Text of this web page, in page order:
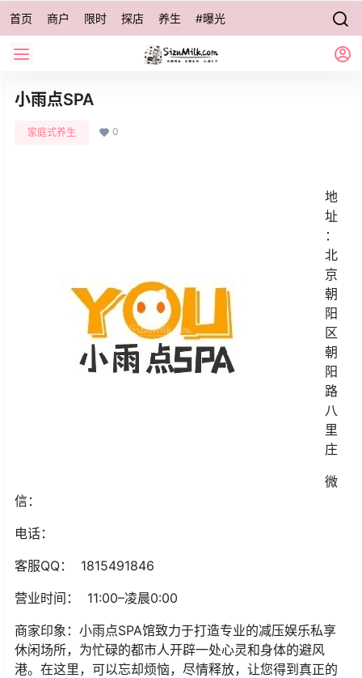
首页 商户 限时 探店 养生 #曝光
小雨点SPA
家庭式养生 0
地
址
：
北
京
朝
阳
区
朝
阳
路
八
里
庄
微
信：
电话：
客服QQ： 1815491846
营业时间： 11:00–凌晨0:00
商家印象：小雨点SPA馆致力于打造专业的减压娱乐私享
休闲场所，为忙碌的都市人开辟一处心灵和身体的避风
港。在这里，可以忘却烦恼，尽情释放，让您得到真正的